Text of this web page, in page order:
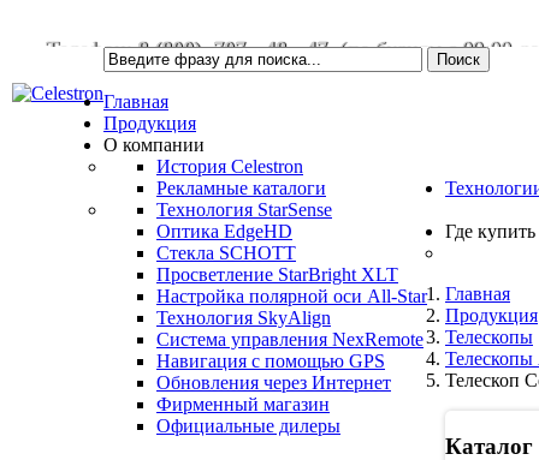
Телефон:8 (800) 707 - 48 - 47(по будням с 09:00
Главная
Продукция
О компании
История Celestron
Рекламные каталоги
Технология StarSense
Оптика EdgeHD
Стекла SCHOTT
Просветление StarBright XLT
Настройка полярной оси All-Star
Технология SkyAlign
Система управления NexRemote
Навигация с помощью GPS
Обновления через Интернет
Где купить
Фирменный магазин
Официальные дилеры
Главная
Продукция
Телескопы
Телескопы
Телескоп
Каталог